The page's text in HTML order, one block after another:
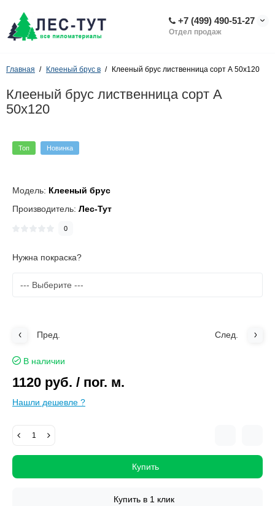
+7 (499) 490-51-27
Отдел продаж
Главная Клееный брус в Клееный брус лиственница сорт А 50х120
Клееный брус лиственница сорт А
50х120
Топ Новинка
Модель: Клееный брус
Производитель: Лес-Тут
0
Нужна покраска?
Пред. След.
В наличии
1120 руб. / пог. м.
Нашли дешевле ?
Купить
Купить в 1 клик